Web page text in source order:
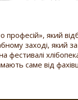
який
заході, який за
саме від